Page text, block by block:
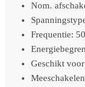
Nom.
Frequentie:
Geschikt